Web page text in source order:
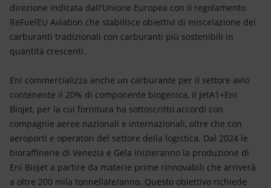
direzione indicata dall'Unione Europea con il regolamento
ReFuelEU Aviation che stabilisce obiettivi di miscelazione dei
carburanti tradizionali con carburanti più sostenibili in
quantità crescenti.
Eni commercializza anche un carburante per il settore avio
contenente il 20% di componente biogenica, il JetA1+Eni
Biojet, per la cui fornitura ha sottoscritto accordi con
compagnie aeree nazionali e internazionali, oltre che con
aeroporti e operatori del settore della logistica. Dal 2024 le
bioraffinerie di Venezia e Gela inizieranno la produzione di
Eni Biojet a partire da materie prime rinnovabili che arriverà
a oltre 200 mila tonnellate/anno. Questo obiettivo richiede